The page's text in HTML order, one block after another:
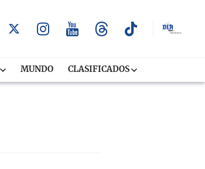
MUNDO CLASIFICADOS